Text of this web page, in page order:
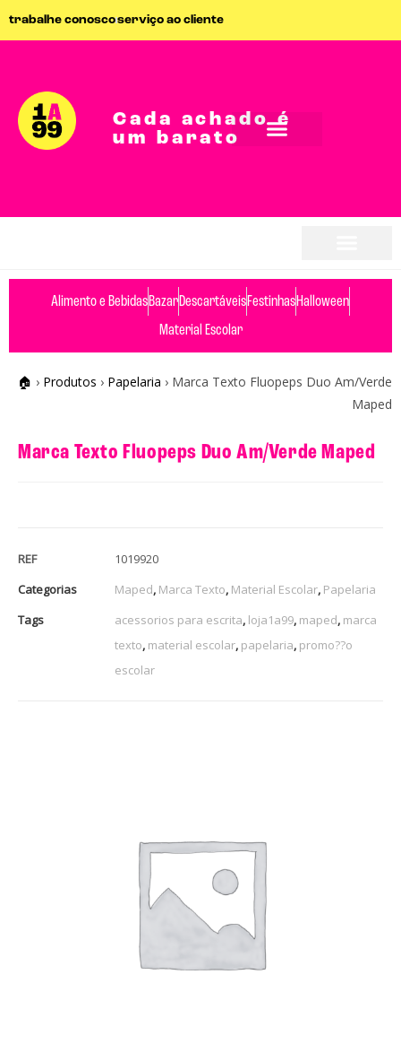
trabalhe conoscoserviço ao cliente
Cada achado é
um barato
Alimento e BebidasBazarDescartáveisFestinhasHalloween
Material Escolar
🏠 › Produtos › Papelaria › Marca Texto Fluopeps Duo Am/Verde
Maped
Marca Texto Fluopeps Duo Am/Verde Maped
REF
1019920
Categorias
Maped, Marca Texto, Material Escolar, Papelaria
Tags
acessorios para escrita, loja1a99, maped, marca
texto, material escolar, papelaria, promo??o
escolar